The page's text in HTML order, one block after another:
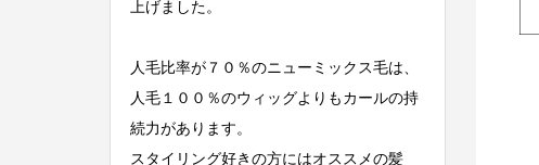
上げました。
人毛比率が７０％のニューミックス毛は、
人毛１００％のウィッグよりもカールの持
続力があります。
スタイリング好きの方にはオススメの髪